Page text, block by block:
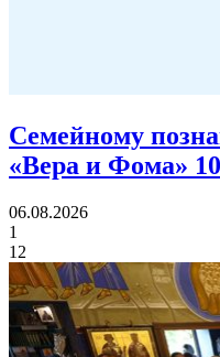
Семейному
«Вера и Фома»
06.08.2026
1
12